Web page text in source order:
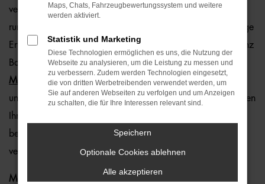
verfügbareŠkoda Angebotegeht, bieten wir Ihnen eine
rundum kompetente Beratung und bringen unsere langjährige
Erfahrung mit ein. Wählen Sie aus sieben Standorten in ganz
Bayern und staunen Sie über unsere enorme Auswahl an
Modellen von Škoda . Direkt von zu Hause aus nutzen Sie
unseren übersichtlichenonline Škoda Konfiguratorund stellen
Ihr Traumauto zusammen. Wahlweise kommen Sie einfach
bei uns vorbei und lassen Sie sich von den vielen direkt
verfügbaren Modellen überzeugen. Wir freuen uns auf Sie!
Modelle
Maps, Chats, Fahrzeugbewertungssystem und weitere
werden aktiviert.
Statistik und Marketing
Diese Technologien ermöglichen es uns, die Nutzung der
Webseite zu analysieren, um die Leistung zu messen und
zu verbessern. Zudem werden Technologien eingesetzt,
die von dritten Werbetreibenden verwendet werden, um
Sie auf anderen Webseiten zu verfolgen und um Anzeigen
zu schalten, die für Ihre Interessen relevant sind.
Speichern
Optionale Cookies ablehnen
Alle akzeptieren